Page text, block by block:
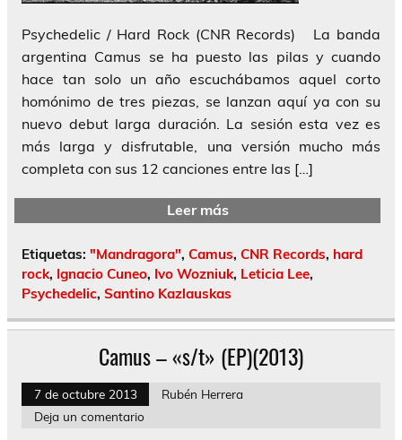
Psychedelic / Hard Rock (CNR Records) La banda
argentina Camus se ha puesto las pilas y cuando
hace tan solo un año escuchábamos aquel corto
homónimo de tres piezas, se lanzan aquí ya con su
nuevo debut larga duración. La sesión esta vez es
más larga y disfrutable, una versión mucho más
completa con sus 12 canciones entre las […]
Leer más
Etiquetas: "Mandragora", Camus, CNR Records, hard
rock, Ignacio Cuneo, Ivo Wozniuk, Leticia Lee,
Psychedelic, Santino Kazlauskas
Camus – «s/t» (EP)(2013)
7 de octubre 2013
Rubén Herrera
Deja un comentario